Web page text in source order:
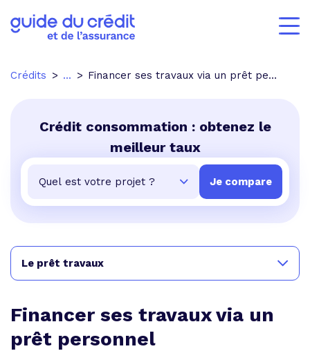
Crédits ... Financer ses travaux via un prêt personnel
Crédit consommation : obtenez le
meilleur taux
Financer ses travaux via un
prêt personnel
Le prêt travaux